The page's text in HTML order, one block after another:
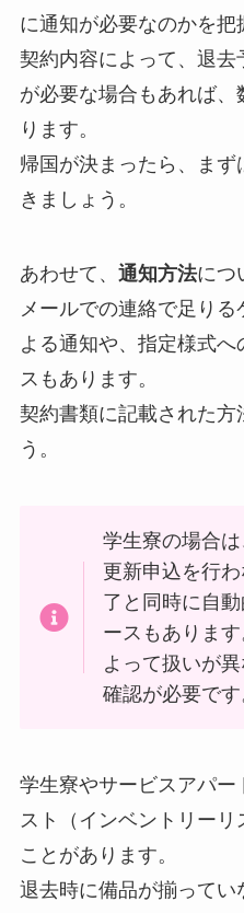
に通知が必要なのかを把
契約内容によって、退
が必要な場合もあれば
ります。
帰国が決まったら、ま
きましょう。
あわせて、 通知方法につ
メールでの連絡で足り
よる通知や、指定様式
スもあります。
契約書類に記載された方
う。
学生寮の場合
更新申込を行
了と同時に自
ースもありま
よって扱いが
確認が必要です
学生寮やサービスアパー
スト（インベントリー
ことがあります。
退去時に備品が揃って